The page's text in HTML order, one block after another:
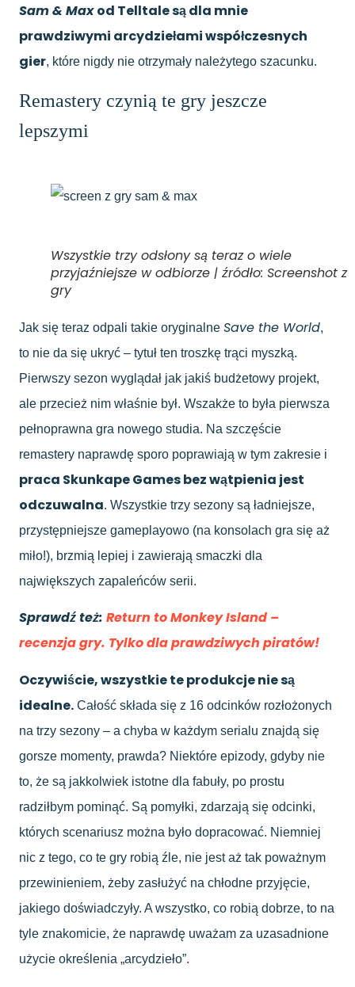
Sam & Maxod Telltale są dla mnie
prawdziwymi arcydziełami współczesnych
gier, które nigdy nie otrzymały należytego szacunku.
Remastery czynią te gry jeszcze
lepszymi
Wszystkie trzy odsłony są teraz o wiele
przyjaźniejsze w odbiorze | źródło: Screenshot z
gry
Jak się teraz odpali takie oryginalne Save the World,
to nie da się ukryć – tytuł ten troszkę trąci myszką.
Pierwszy sezon wyglądał jak jakiś budżetowy projekt,
ale przecież nim właśnie był. Wszakże to była pierwsza
pełnoprawna gra nowego studia. Na szczęście
remastery naprawdę sporo poprawiają w tym zakresie i
praca Skunkape Games bez wątpienia jest
odczuwalna. Wszystkie trzy sezony są ładniejsze,
przystępniejsze gameplayowo (na konsolach gra się aż
miło!), brzmią lepiej i zawierają smaczki dla
największych zapaleńców serii.
Sprawdź też: Return to Monkey Island –
recenzja gry. Tylko dla prawdziwych piratów!
Oczywiście, wszystkie te produkcje nie są
idealne. Całość składa się z 16 odcinków rozłożonych
na trzy sezony – a chyba w każdym serialu znajdą się
gorsze momenty, prawda? Niektóre epizody, gdyby nie
to, że są jakkolwiek istotne dla fabuły, po prostu
radziłbym pominąć. Są pomyłki, zdarzają się odcinki,
których scenariusz można było dopracować. Niemniej
nic z tego, co te gry robią źle, nie jest aż tak poważnym
przewinieniem, żeby zasłużyć na chłodne przyjęcie,
jakiego doświadczyły. A wszystko, co robią dobrze, to na
tyle znakomicie, że naprawdę uważam za uzasadnione
użycie określenia „arcydzieło”.